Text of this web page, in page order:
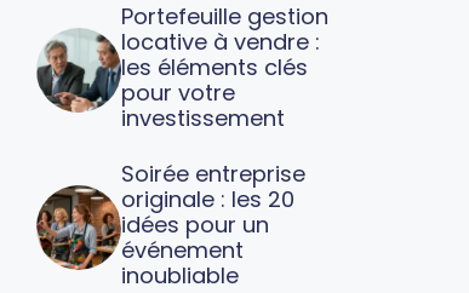
Portefeuille gestion
locative à vendre :
les éléments clés
pour votre
investissement
Soirée entreprise
originale : les 20
idées pour un
événement
inoubliable